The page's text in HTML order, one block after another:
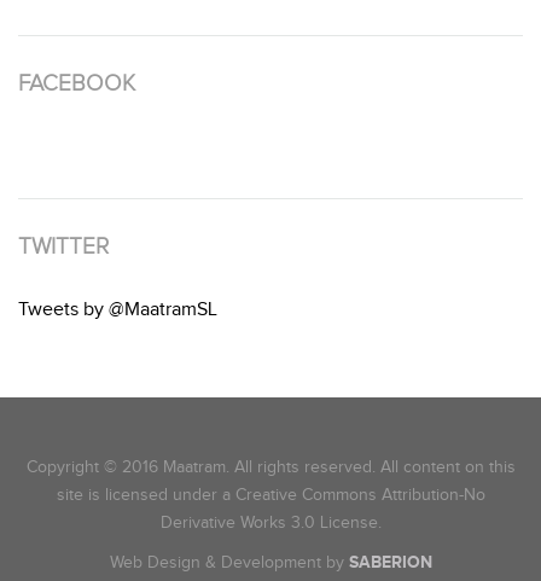
FACEBOOK
TWITTER
Tweets by @MaatramSL
Copyright © 2016 Maatram. All rights reserved. All content on this
site is licensed under a Creative Commons Attribution-No
Derivative Works 3.0 License.
Web Design & Development by SABERION